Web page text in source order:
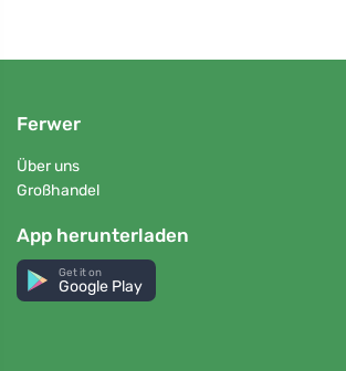
Ferwer
Über uns
Großhandel
App herunterladen
Get it on
Google Play